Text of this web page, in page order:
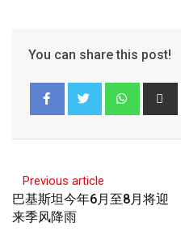
You can share this post!
Previous article
巴基斯坦今年6月至8月将迎
来季风降雨